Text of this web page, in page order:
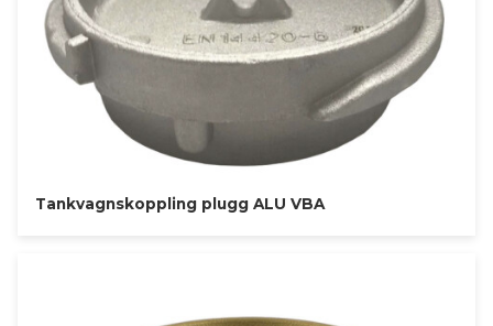
Tankvagnskoppling plugg ALU VBA